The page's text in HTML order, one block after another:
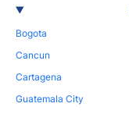
Bogota
Cancun
Cartagena
Guatemala City